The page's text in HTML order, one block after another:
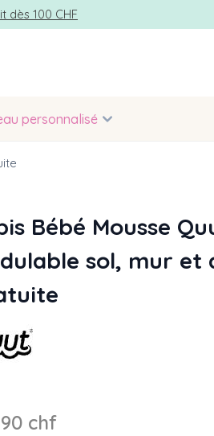
dès 100 CHF
personnalisé
Bébé Mousse
sol, mur et
chf